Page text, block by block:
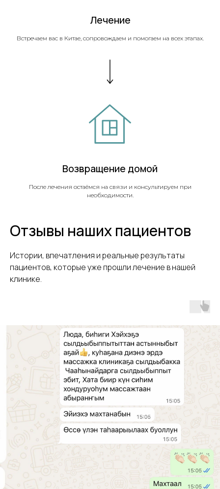
Лечение
Встречаем вас в Китае, сопровождаем и помогаем на всех этапах.
Возвращение домой
После лечения остаёмся на связи и консультируем при
необходимости.
Отзывы наших пациентов
Истории, впечатления и реальные результаты
пациентов, которые уже прошли лечение в нашей
клинике.